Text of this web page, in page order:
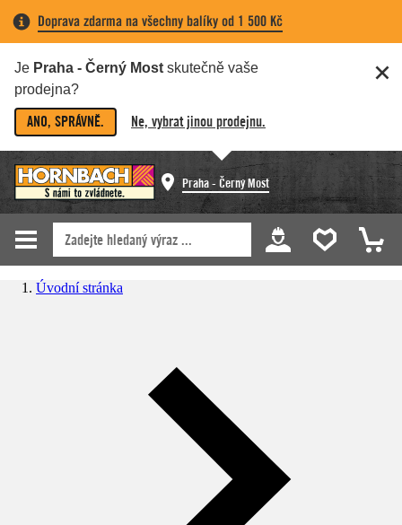
Doprava zdarma na všechny balíky od 1 500 Kč
Je Praha - Černý Most skutečně vaše
prodejna?
ANO, SPRÁVNĚ. Ne, vybrat jinou prodejnu.
Praha - Černý Most
Úvodní stránka